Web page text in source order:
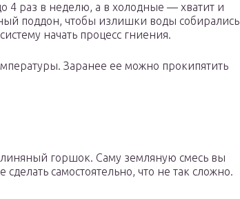
4 раз в неделю, а в холодные — хватит и
поддон, чтобы излишки воды собирались
начать процесс гниения.
Заранее ее можно прокипятить
горшок. Саму земляную смесь вы
самостоятельно, что не так сложно.